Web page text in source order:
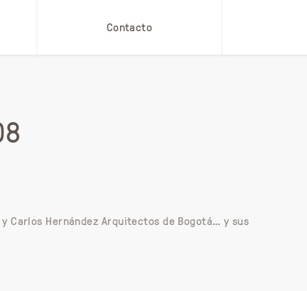
Contacto
Carlos Hernández Arquitectos de Bogotá… y sus